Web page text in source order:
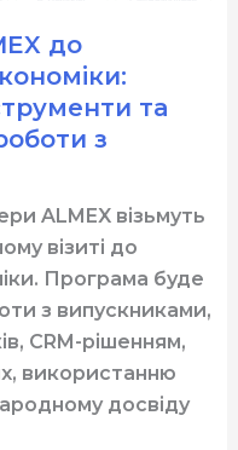
до
та
з
ALMEX візьмуть
візиті до
Програма буде
з випускниками,
CRM-рішенням,
використанню
досвіду